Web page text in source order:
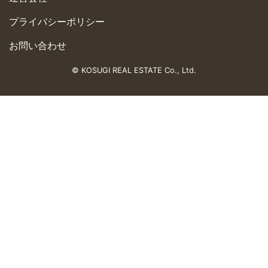
プライバシーポリシー
お問い合わせ
© KOSUGI REAL ESTATE Co., Ltd.